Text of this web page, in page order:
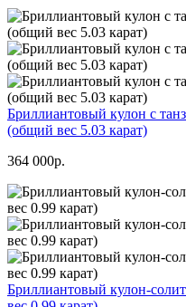
Бриллиантовый кулон с
(общий вес 5.03 карат)
364 000р.
Бриллиантовый кулон-